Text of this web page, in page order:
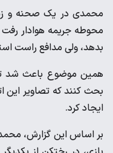
محمدی در یک صحنه و
محوطه جریمه هوادار
بدهد، ولی مدافع راست
همین موضوع باعث شد تا
بحث کنند که تصاویر این
ایجاد کرد.
بر اساس این گزارش،